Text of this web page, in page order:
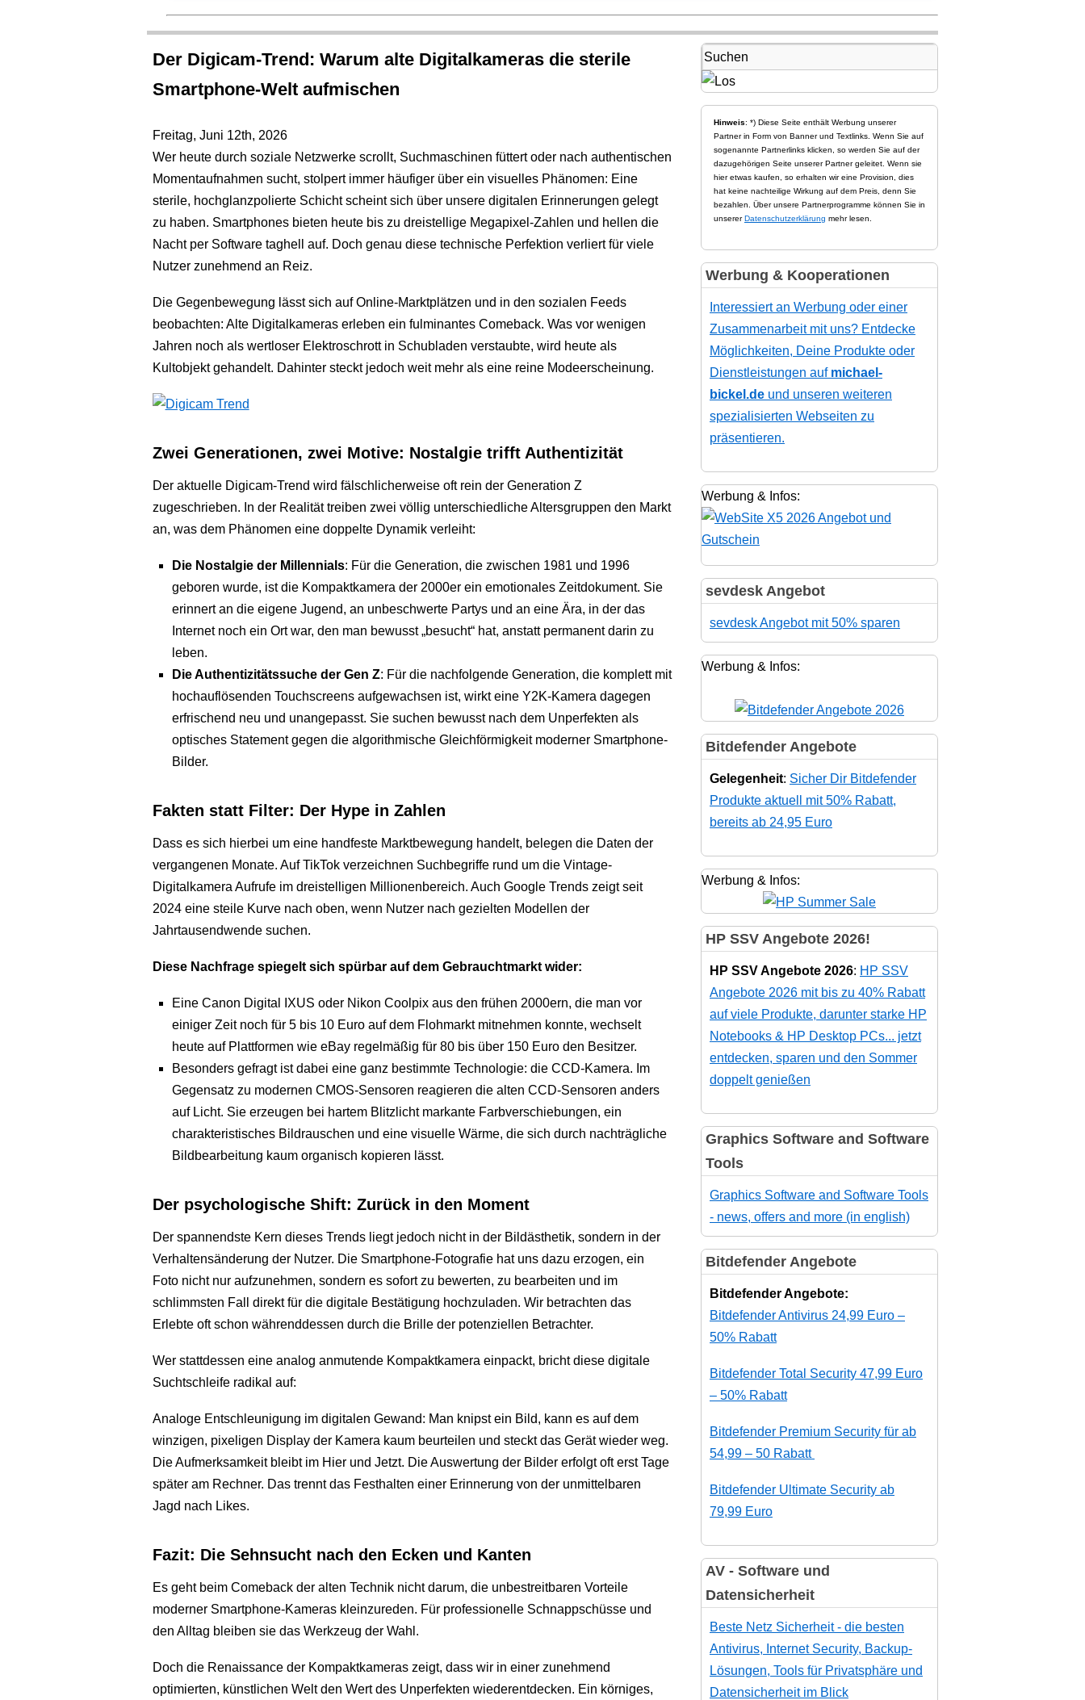
Der Digicam-Trend: Warum alte Digitalkameras die sterile
Smartphone-Welt aufmischen
Freitag, Juni 12th, 2026
Wer heute durch soziale Netzwerke scrollt, Suchmaschinen füttert oder nach authentischen
Momentaufnahmen sucht, stolpert immer häufiger über ein visuelles Phänomen: Eine
sterile, hochglanzpolierte Schicht scheint sich über unsere digitalen Erinnerungen gelegt
zu haben. Smartphones bieten heute bis zu dreistellige Megapixel-Zahlen und hellen die
Nacht per Software taghell auf. Doch genau diese technische Perfektion verliert für viele
Nutzer zunehmend an Reiz.
Die Gegenbewegung lässt sich auf Online-Marktplätzen und in den sozialen Feeds
beobachten: Alte Digitalkameras erleben ein fulminantes Comeback. Was vor wenigen
Jahren noch als wertloser Elektroschrott in Schubladen verstaubte, wird heute als
Kultobjekt gehandelt. Dahinter steckt jedoch weit mehr als eine reine Modeerscheinung.
Zwei Generationen, zwei Motive: Nostalgie trifft Authentizität
Der aktuelle Digicam-Trend wird fälschlicherweise oft rein der Generation Z
zugeschrieben. In der Realität treiben zwei völlig unterschiedliche Altersgruppen den Markt
an, was dem Phänomen eine doppelte Dynamik verleiht:
Die Nostalgie der Millennials: Für die Generation, die zwischen 1981 und 1996
geboren wurde, ist die Kompaktkamera der 2000er ein emotionales Zeitdokument. Sie
erinnert an die eigene Jugend, an unbeschwerte Partys und an eine Ära, in der das
Internet noch ein Ort war, den man bewusst „besucht“ hat, anstatt permanent darin zu
leben.
Die Authentizitätssuche der Gen Z: Für die nachfolgende Generation, die komplett mit
hochauflösenden Touchscreens aufgewachsen ist, wirkt eine Y2K-Kamera dagegen
erfrischend neu und unangepasst. Sie suchen bewusst nach dem Unperfekten als
optisches Statement gegen die algorithmische Gleichförmigkeit moderner Smartphone-
Bilder.
Fakten statt Filter: Der Hype in Zahlen
Dass es sich hierbei um eine handfeste Marktbewegung handelt, belegen die Daten der
vergangenen Monate. Auf TikTok verzeichnen Suchbegriffe rund um die Vintage-
Digitalkamera Aufrufe im dreistelligen Millionenbereich. Auch Google Trends zeigt seit
2024 eine steile Kurve nach oben, wenn Nutzer nach gezielten Modellen der
Jahrtausendwende suchen.
Diese Nachfrage spiegelt sich spürbar auf dem Gebrauchtmarkt wider:
Eine Canon Digital IXUS oder Nikon Coolpix aus den frühen 2000ern, die man vor
einiger Zeit noch für 5 bis 10 Euro auf dem Flohmarkt mitnehmen konnte, wechselt
heute auf Plattformen wie eBay regelmäßig für 80 bis über 150 Euro den Besitzer.
Besonders gefragt ist dabei eine ganz bestimmte Technologie: die CCD-Kamera. Im
Gegensatz zu modernen CMOS-Sensoren reagieren die alten CCD-Sensoren anders
auf Licht. Sie erzeugen bei hartem Blitzlicht markante Farbverschiebungen, ein
charakteristisches Bildrauschen und eine visuelle Wärme, die sich durch nachträgliche
Bildbearbeitung kaum organisch kopieren lässt.
Der psychologische Shift: Zurück in den Moment
Der spannendste Kern dieses Trends liegt jedoch nicht in der Bildästhetik, sondern in der
Verhaltensänderung der Nutzer. Die Smartphone-Fotografie hat uns dazu erzogen, ein
Foto nicht nur aufzunehmen, sondern es sofort zu bewerten, zu bearbeiten und im
schlimmsten Fall direkt für die digitale Bestätigung hochzuladen. Wir betrachten das
Erlebte oft schon währenddessen durch die Brille der potenziellen Betrachter.
Wer stattdessen eine analog anmutende Kompaktkamera einpackt, bricht diese digitale
Suchtschleife radikal auf:
Analoge Entschleunigung im digitalen Gewand: Man knipst ein Bild, kann es auf dem
winzigen, pixeligen Display der Kamera kaum beurteilen und steckt das Gerät wieder weg.
Die Aufmerksamkeit bleibt im Hier und Jetzt. Die Auswertung der Bilder erfolgt oft erst Tage
später am Rechner. Das trennt das Festhalten einer Erinnerung von der unmittelbaren
Jagd nach Likes.
Fazit: Die Sehnsucht nach den Ecken und Kanten
Es geht beim Comeback der alten Technik nicht darum, die unbestreitbaren Vorteile
moderner Smartphone-Kameras kleinzureden. Für professionelle Schnappschüsse und
den Alltag bleiben sie das Werkzeug der Wahl.
Doch die Renaissance der Kompaktkameras zeigt, dass wir in einer zunehmend
optimierten, künstlichen Welt den Wert des Unperfekten wiederentdecken. Ein körniges,
Hinweis: *) Diese Seite enthält Werbung unserer
Partner in Form von Banner und Textlinks. Wenn Sie auf
sogenannte Partnerlinks klicken, so werden Sie auf der
dazugehörigen Seite unserer Partner geleitet. Wenn sie
hier etwas kaufen, so erhalten wir eine Provision, dies
hat keine nachteilige Wirkung auf dem Preis, denn Sie
bezahlen. Über unsere Partnerprogramme können Sie in
unsererDatenschutzerklärung mehr lesen.
Werbung & Kooperationen
Interessiert an Werbung oder einer
Zusammenarbeit mit uns? Entdecke
Möglichkeiten, Deine Produkte oder
Dienstleistungen auf michael-
bickel.de und unseren weiteren
spezialisierten Webseiten zu
präsentieren.
Werbung & Infos:
sevdesk Angebot
sevdesk Angebot mit 50% sparen
Werbung & Infos:
Bitdefender Angebote
Gelegenheit: Sicher Dir Bitdefender
Produkte aktuell mit 50% Rabatt,
bereits ab 24,95 Euro
Werbung & Infos:
HP SSV Angebote 2026!
HP SSV Angebote 2026: HP SSV
Angebote 2026 mit bis zu 40% Rabatt
auf viele Produkte, darunter starke HP
Notebooks & HP Desktop PCs... jetzt
entdecken, sparen und den Sommer
doppelt genießen
Graphics Software and Software
Tools
Graphics Software and Software Tools
- news, offers and more (in english)
Bitdefender Angebote
Bitdefender Angebote:
Bitdefender Antivirus 24,99 Euro –
50% Rabatt
Bitdefender Total Security 47,99 Euro
– 50% Rabatt
Bitdefender Premium Security für ab
54,99 – 50 Rabatt
Bitdefender Ultimate Security ab
79,99 Euro
AV - Software und
Datensicherheit
Beste Netz Sicherheit - die besten
Antivirus, Internet Security, Backup-
Lösungen, Tools für Privatsphäre und
Datensicherheit im Blick